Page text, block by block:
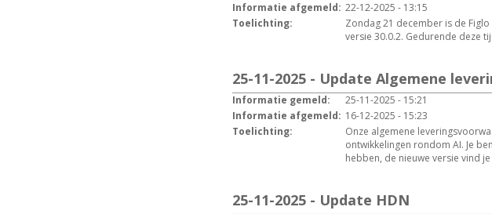
Informatie afgemeld: 22-12-2025 - 13:15
Toelichting:
Zondag 21 december is de
versie 30.0.2. Gedurende deze
25-11-2025 - Update Algemene
Informatie gemeld:
25-11-2025 - 15:21
Informatie afgemeld: 16-12-2025 - 15:23
Toelichting:
Onze algemene
ontwikkelingen rondom AI. Je
hebben, de nieuwe versie vind je
25-11-2025 - Update HDN